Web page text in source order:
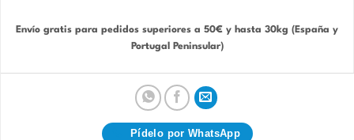
Envío gratis para pedidos superiores a 50€ y hasta 30kg (España y
Portugal Peninsular)
Pídelo por WhatsApp